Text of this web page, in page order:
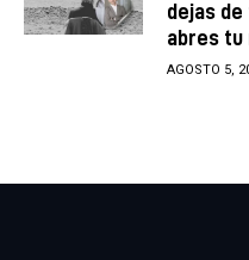
dejas
abres tu
AGOSTO 5,